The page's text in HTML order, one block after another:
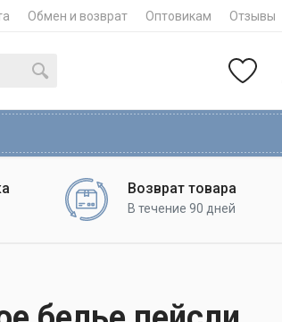
Обмен и возврат Оптовикам Отзывы
Возврат товара
В течение 90 дней